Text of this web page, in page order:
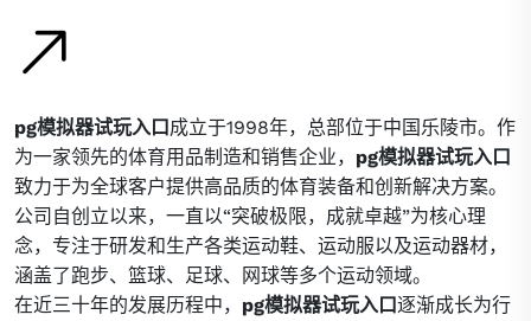
pg模拟器试玩入口成立于1998年，总部位于中国乐陵市。作
为一家领先的体育用品制造和销售企业， pg模拟器试玩入口
致力于为全球客户提供高品质的体育装备和创新解决方案。
公司自创立以来，一直以“突破极限，成就卓越”为核心理
念，专注于研发和生产各类运动鞋、运动服以及运动器材，
涵盖了跑步、篮球、足球、网球等多个运动领域。
在近三十年的发展历程中， pg模拟器试玩入口逐渐成长为行